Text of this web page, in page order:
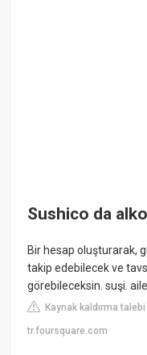
Sushico da
Bir hesap oluşturarak,
takip edebilecek ve
görebileceksin. suşi.
Kaynak kaldırma talebi
tr.foursquare.com